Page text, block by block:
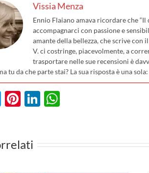
Vissia Menza
Ennio Flaiano amava ricordare che “Il
accompagnarci con passione e
amante della bellezza, che scrive
V. ci costringe, piacevolmente, a
trasportare nelle sue recensioni è
tu da che parte stai? La sua risposta è una
Twitter
Pinterest
LinkedIn